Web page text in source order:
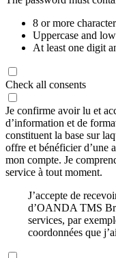
8 or more
Uppercase and
At least one digit
Check all consents
Je confirme avoir lu et
d’information et de
constituent la base sur
offre et bénéficier d’une
mon compte. Je
service à tout moment.
J’accepte de
d’OANDA TMS
services, par
coordonnées que